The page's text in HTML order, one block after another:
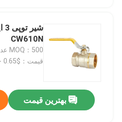
CW610N
MOQ：500 عدد
قیمت：$0.65 - $1.50/pieces
بهترین قیمت